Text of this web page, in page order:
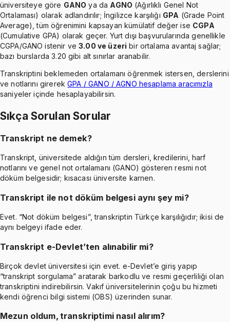
üniversiteye göre GANO ya da AGNO (Ağırlıklı Genel Not
Ortalaması) olarak adlandırılır; İngilizce karşılığı GPA (Grade Point
Average), tüm öğrenimini kapsayan kümülatif değer ise CGPA
(Cumulative GPA) olarak geçer. Yurt dışı başvurularında genellikle
CGPA/GANO istenir ve3.00 ve üzeri bir ortalama avantaj sağlar;
bazı burslarda 3.20 gibi alt sınırlar aranabilir.
Transkriptini beklemeden ortalamanı öğrenmek istersen, derslerini
ve notlarını girerekGPA / GANO / AGNO hesaplama aracımızla
saniyeler içinde hesaplayabilirsin.
Sıkça Sorulan Sorular
Transkript ne demek?
Transkript, üniversitede aldığın tüm dersleri, kredilerini, harf
notlarını ve genel not ortalamanı (GANO) gösteren resmi not
döküm belgesidir; kısacası üniversite karnen.
Transkript ile not döküm belgesi aynı şey mi?
Evet. “Not döküm belgesi”, transkriptin Türkçe karşılığıdır; ikisi de
aynı belgeyi ifade eder.
Transkript e-Devlet’ten alınabilir mi?
Birçok devlet üniversitesi için evet. e-Devlet’e giriş yapıp
“transkript sorgulama” aratarak barkodlu ve resmi geçerliliği olan
transkriptini indirebilirsin. Vakıf üniversitelerinin çoğu bu hizmeti
kendi öğrenci bilgi sistemi (OBS) üzerinden sunar.
Mezun oldum, transkriptimi nasıl alırım?